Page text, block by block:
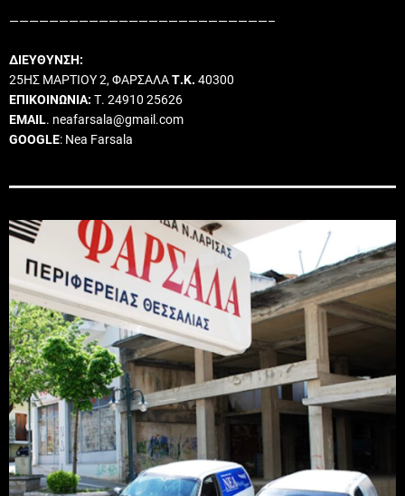
——————————————————————————–
ΔΙΕΥΘΥΝΣΗ:
25ΗΣ ΜΑΡΤΙΟΥ 2, ΦΑΡΣΑΛΑΤ.Κ. 40300
ΕΠΙΚΟΙΝΩΝΙΑ: Τ. 24910 25626
EMAIL. neafarsala@gmail.com
GOOGLE: Nea Farsala